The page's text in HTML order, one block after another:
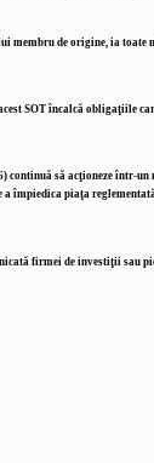
membru de origine, ia
SOT încalcă
continuă să acţioneze într-
împiedica piaţa
firmei de investiţii sau